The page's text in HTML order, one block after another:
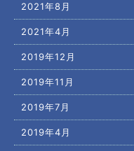
2021年8月
2021年4月
2019年12月
2019年11月
2019年7月
2019年4月